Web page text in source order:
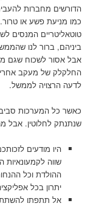
הדורשים מחברות
כמו מניעת פשע או
טוטאליטריים המנסים
ביניהם, ברור לנו
אבל אסור לשכוח שגם
החלקלק של מעקב אחרי
לדעה הרצויה לממשל.
כאשר כל המערכות
שנתנתק לחלוטין. אבל
היו מודעים
שווה
ההולדת וכל
יתרון בכל
אל תתפתו